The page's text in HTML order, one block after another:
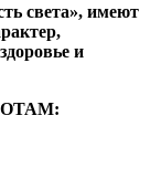
света», имеют
и